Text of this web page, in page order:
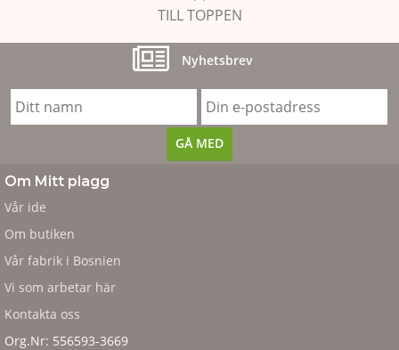
TILL TOPPEN
Nyhetsbrev
Om Mitt plagg
Vår ide
Om butiken
Vår fabrik i Bosnien
Vi som arbetar här
Kontakta oss
Org.Nr: 556593-3669